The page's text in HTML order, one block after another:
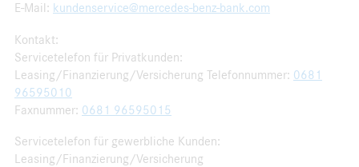
E-Mail: kundenservice@mercedes-benz-bank.com
Kontakt:
Servicetelefon für Privatkunden:
Leasing/Finanzierung/Versicherung Telefonnummer: 0681
96595010
Faxnummer: 0681 96595015
Servicetelefon für gewerbliche Kunden:
Leasing/Finanzierung/Versicherung